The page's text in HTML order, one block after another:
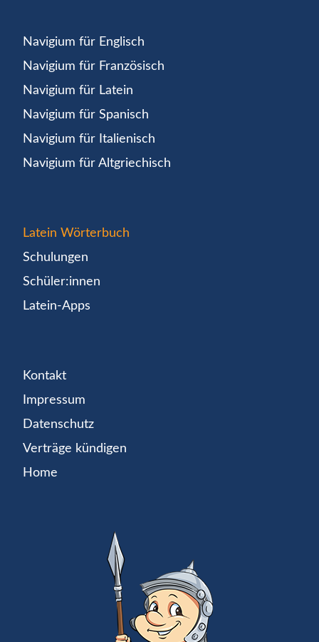
Navigium für Englisch
Navigium für Französisch
Navigium für Latein
Navigium für Spanisch
Navigium für Italienisch
Navigium für Altgriechisch
Latein Wörterbuch
Schulungen
Schüler:innen
Latein-Apps
Kontakt
Impressum
Datenschutz
Verträge kündigen
Home